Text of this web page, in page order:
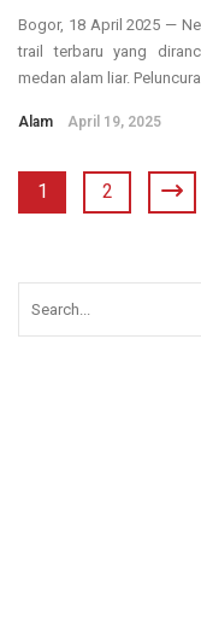
Bogor, 18 April 2025 —
trail terbaru yang
medan alam liar.
Alam April 19, 2025
1 2